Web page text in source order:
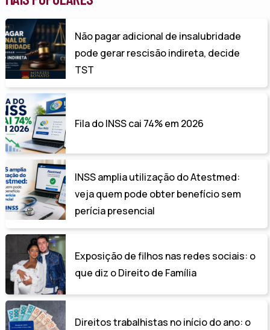
Não pagar adicional de insalubridade
pode gerar rescisão indireta, decide
TST
Fila do INSS cai 74% em 2026
INSS amplia utilização do Atestmed:
veja quem pode obter benefício sem
perícia presencial
Exposição de filhos nas redes sociais: o
que diz o Direito de Família
Direitos trabalhistas no início do ano: o